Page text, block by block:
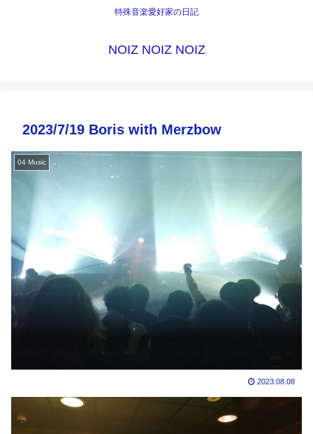
特殊音楽愛好家の日記
NOIZ NOIZ NOIZ
2023/7/19 Boris with Merzbow
04 Music
2023.08.08